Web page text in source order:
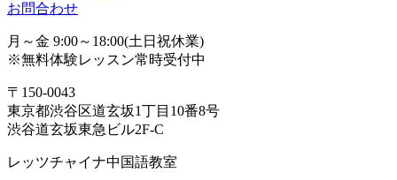
お問合わせ
月～金 9:00～18:00(土日祝休業)
※無料体験レッスン常時受付中
〒150-0043
東京都渋谷区道玄坂1丁目10番8号
渋谷道玄坂東急ビル2F-C
レッツチャイナ中国語教室